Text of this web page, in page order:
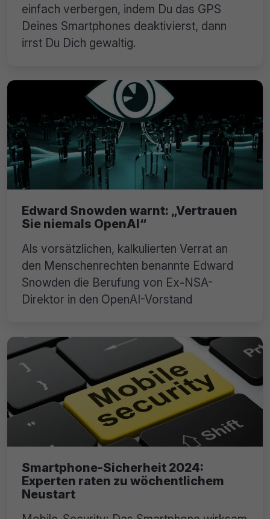
einfach verbergen, indem Du das GPS
Deines Smartphones deaktivierst, dann
irrst Du Dich gewaltig.
Edward Snowden warnt: „Vertrauen
Sie niemals OpenAI“
Als vorsätzlichen, kalkulierten Verrat an
den Menschenrechten benannte Edward
Snowden die Berufung von Ex-NSA-
Direktor in den OpenAI-Vorstand
Smartphone-Sicherheit 2024:
Experten raten zu wöchentlichem
Neustart